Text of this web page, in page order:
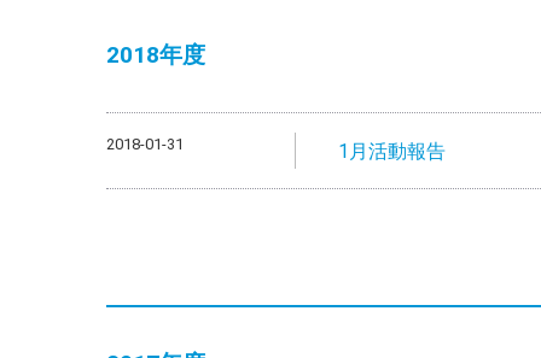
2018年度
2018-01-31 1月活動報告